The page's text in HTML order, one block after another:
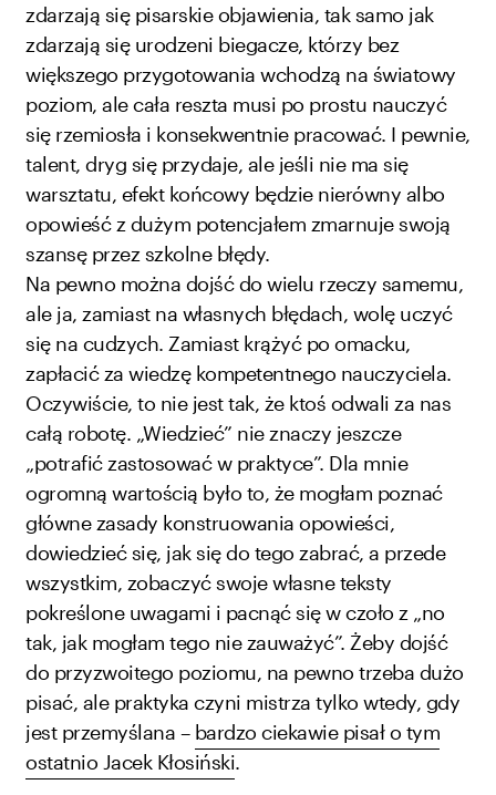
zdarzają się pisarskie objawienia, tak samo jak
zdarzają się urodzeni biegacze, którzy bez
większego przygotowania wchodzą na światowy
poziom, ale cała reszta musi po prostu nauczyć
się rzemiosła i konsekwentnie pracować. I pewnie,
talent, dryg się przydaje, ale jeśli nie ma się
warsztatu, efekt końcowy będzie nierówny albo
opowieść z dużym potencjałem zmarnuje swoją
szansę przez szkolne błędy.
Na pewno można dojść do wielu rzeczy samemu,
ale ja, zamiast na własnych błędach, wolę uczyć
się na cudzych. Zamiast krążyć po omacku,
zapłacić za wiedzę kompetentnego nauczyciela.
Oczywiście, to nie jest tak, że ktoś odwali za nas
całą robotę. „Wiedzieć” nie znaczy jeszcze
„potrafić zastosować w praktyce”. Dla mnie
ogromną wartością było to, że mogłam poznać
główne zasady konstruowania opowieści,
dowiedzieć się, jak się do tego zabrać, a przede
wszystkim, zobaczyć swoje własne teksty
pokreślone uwagami i pacnąć się w czoło z „no
tak, jak mogłam tego nie zauważyć”. Żeby dojść
do przyzwoitego poziomu, na pewno trzeba dużo
pisać, ale praktyka czyni mistrza tylko wtedy, gdy
jest przemyślana – bardzo ciekawie pisał o tym
ostatnio Jacek Kłosiński.